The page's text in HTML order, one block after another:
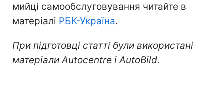
мийці самообслуговування читайте в
матеріалі РБК-Україна.
При підготовці статті були використані
матеріали Autocentre і AutoBild.